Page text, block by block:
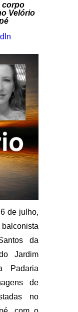
corpo
Velório
de julho,
da
Jardim
Padaria
de
no